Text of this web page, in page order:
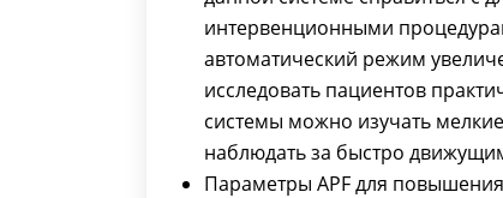
интервенционными
автоматический режим
исследовать пациентов
системы можно изучать
наблюдать за быстро
Параметры APF для